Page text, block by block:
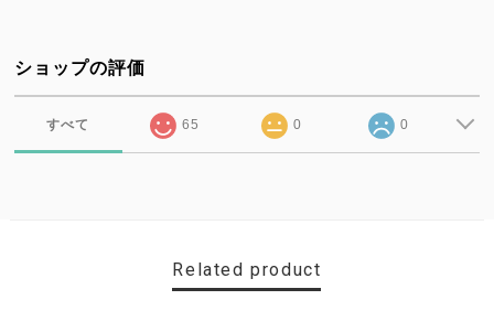
ショップの評価
すべて 65 0 0
Related product